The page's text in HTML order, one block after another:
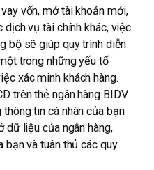
vốn, mở tài khoản mới,
dịch vụ tài chính khác, việc
bộ sẽ giúp quy trình diễn
trong những yếu tố
xác minh khách hàng.
trên thẻ ngân hàng BIDV
tin cá nhân của bạn
dữ liệu của ngân hàng,
bạn và tuân thủ các quy